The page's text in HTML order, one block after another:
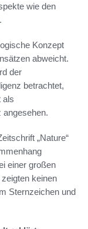
wie den
Konzept
abweicht.
der
betrachtet,
als
angesehen.
„Nature“
einer großen
keinen
Sternzeichen und